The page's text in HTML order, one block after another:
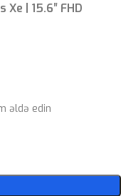
Xe | 15.6″ FHD
əldə edin